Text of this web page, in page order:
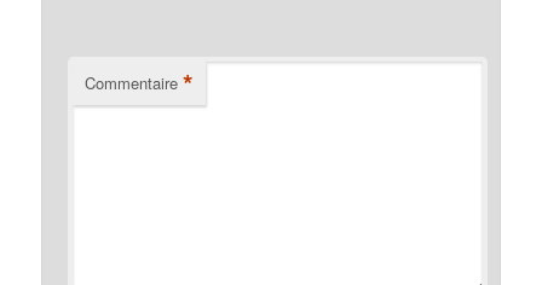
Commentaire *